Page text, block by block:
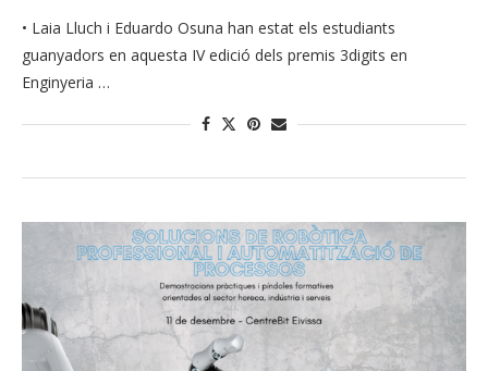
• Laia Lluch i Eduardo Osuna han estat els estudiants
guanyadors en aquesta IV edició dels premis 3digits en
Enginyeria …